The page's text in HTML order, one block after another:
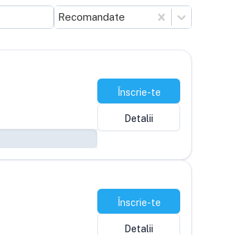
Recomandate
Înscrie-te
Detalii
Înscrie-te
Detalii